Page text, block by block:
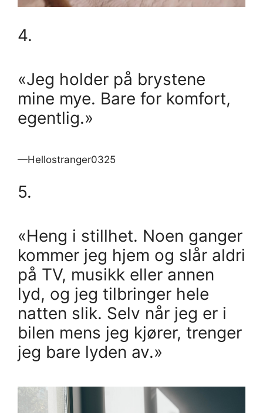
4.
«Jeg holder på brystene
mine mye. Bare for komfort,
egentlig.»
—Hellostranger0325
5.
«Heng i stillhet. Noen ganger
kommer jeg hjem og slår aldri
på TV, musikk eller annen
lyd, og jeg tilbringer hele
natten slik. Selv når jeg er i
bilen mens jeg kjører, trenger
jeg bare lyden av.»